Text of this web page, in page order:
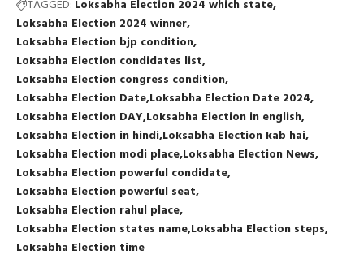
TAGGED: Loksabha Election 2024 which state
Loksabha Election 2024 winner
Loksabha Election bjp condition
Loksabha Election condidates list
Loksabha Election congress condition
Loksabha Election Date Loksabha Election Date 2024
Loksabha Election DAY Loksabha Election in english
Loksabha Election in hindi Loksabha Election kab hai
Loksabha Election modi place Loksabha Election News
Loksabha Election powerful condidate
Loksabha Election powerful seat
Loksabha Election rahul place
Loksabha Election states name Loksabha Election steps
Loksabha Election time